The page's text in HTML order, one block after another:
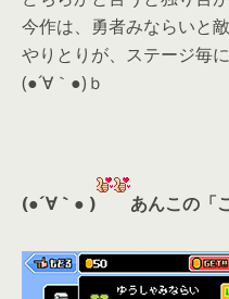
今作は、勇者みならいと
やりとりが、ステージ毎
(●´∀｀●)ｂ
(●´∀｀● ) あんこの「